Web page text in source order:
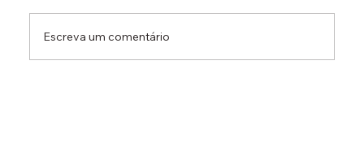
Escreva um comentário